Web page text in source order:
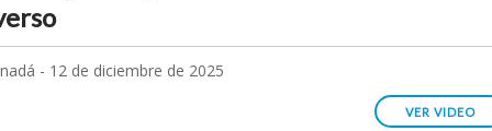
- 12 de diciembre de 2025
VER VIDEO